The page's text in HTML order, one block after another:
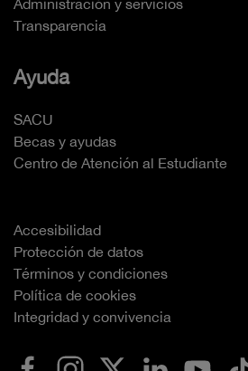
Transparencia
Ayuda
SACU
Becas y ayudas
Centro de Atención al Estudiante
Accesibilidad
Protección de datos
Términos y condiciones
Política de cookies
Integridad y convivencia